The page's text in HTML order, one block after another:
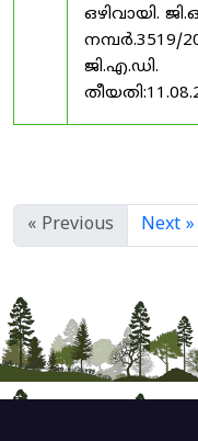
ഒഴിവായി.
നമ്പർ.3519/
ജി.എ.ഡി.
« Previous Next »